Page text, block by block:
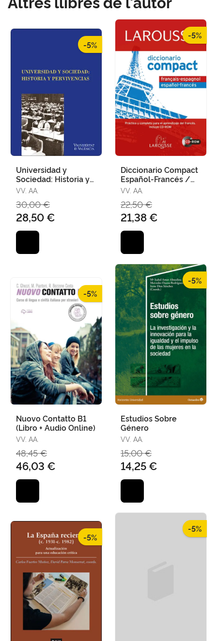
-5%
Universidad y
Sociedad: Historia y
Pervivencias
VV. AA.
30,00 €
28,50 €
-5%
Diccionario Compact
Español-Francés /
Français-Espagnol
VV. AA.
22,50 €
21,38 €
-5%
Nuovo Contatto B1
(Libro + Audio Online)
VV. AA.
48,45 €
46,03 €
-5%
Estudios Sobre
Género
VV. AA.
15,00 €
14,25 €
-5%
-5%